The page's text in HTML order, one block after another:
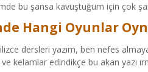
bu şansa kavuştuğum için çok
Hangi Oyunlar
dersleri yazım, ben nefes
kelamlar edindikçe bu akan yazı